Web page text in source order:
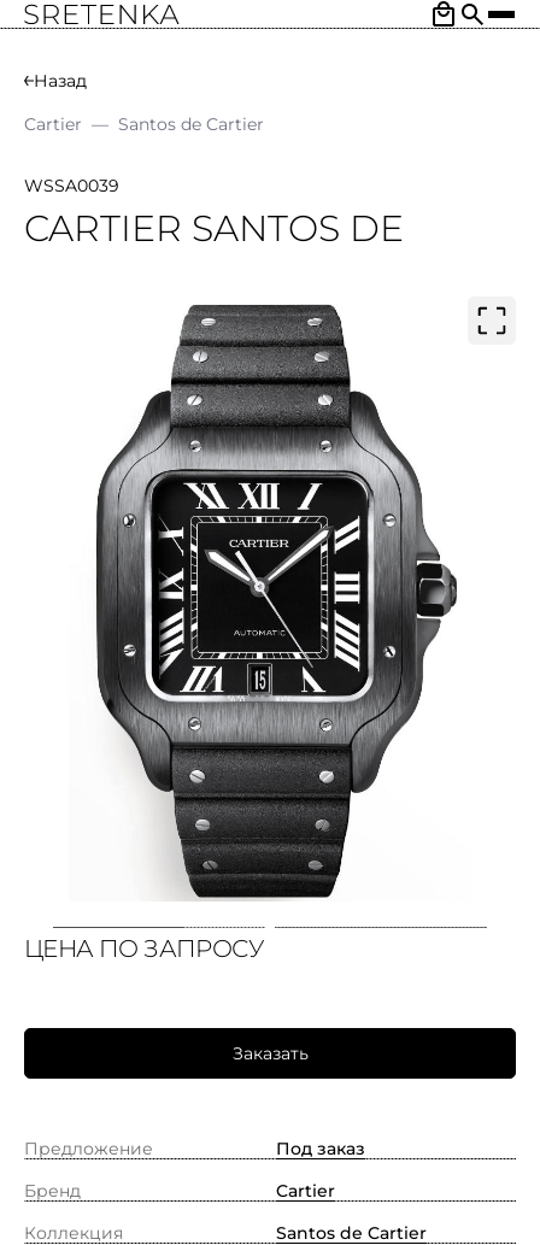
Назад
Cartier — Santos de Cartier
WSSA0039
CARTIER SANTOS DE
ЦЕНА ПО ЗАПРОСУ
Заказать
Предложение
Под заказ
Бренд
Cartier
Коллекция
Santos de Cartier